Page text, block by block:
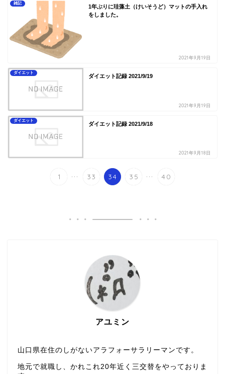
雑記
1年ぶりに珪藻土（けいそうど）マットの手入れ
をしました。
2021年9月19日
ダイエット
ダイエット記録 2021/9/19
2021年9月19日
ダイエット
ダイエット記録 2021/9/18
2021年9月18日
1 ... 33 34 35 ... 40
アユミン
山口県在住のしがないアラフォーサラリーマンです。
地元で就職し、かれこれ20年近く三交替をやっておりま